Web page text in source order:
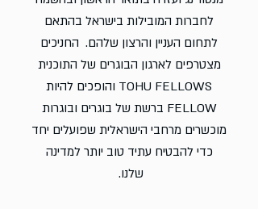
לחברות המובילות בישראל בהתאם
לתחום העניין והרצון שלהם. החניכים
מצטרפים לארגון הבוגרים של התוכנית
TOHU FELLOWS והופכים להיות
FELLOW ברשת של בוגרים ובוגרות
מוכשרים מרחבי הישראלית שפועלים יחד
כדי להבטיח עתיד טוב יותר למדינה
שלנו.